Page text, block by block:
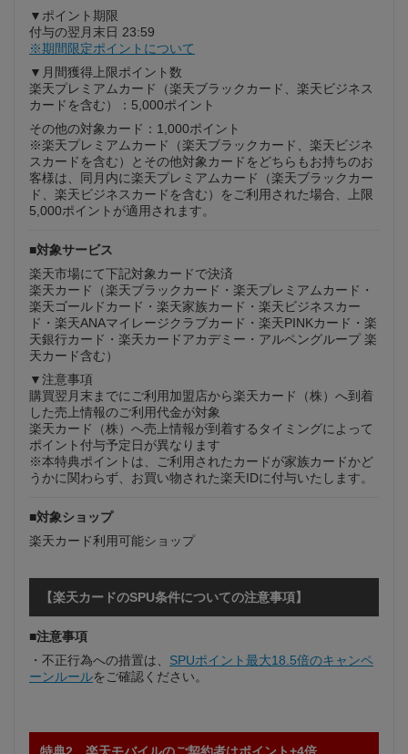
▼ポイント期限
付与の翌月末日 23:59
※期間限定ポイントについて
▼月間獲得上限ポイント数
楽天プレミアムカード（楽天ブラックカード、楽天ビジネス
カードを含む）：5,000ポイント
その他の対象カード：1,000ポイント
※楽天プレミアムカード（楽天ブラックカード、楽天ビジネ
スカードを含む）とその他対象カードをどちらもお持ちのお
客様は、同月内に楽天プレミアムカード（楽天ブラックカー
ド、楽天ビジネスカードを含む）をご利用された場合、上限
5,000ポイントが適用されます。
■対象サービス
楽天市場にて下記対象カードで決済
楽天カード（楽天ブラックカード・楽天プレミアムカード・
楽天ゴールドカード・楽天家族カード・楽天ビジネスカー
ド・楽天ANAマイレージクラブカード・楽天PINKカード・楽
天銀行カード・楽天カードアカデミー・アルペングループ 楽
天カード含む）
▼注意事項
購買翌月末までにご利用加盟店から楽天カード（株）へ到着
した売上情報のご利用代金が対象
楽天カード（株）へ売上情報が到着するタイミングによって
ポイント付与予定日が異なります
※本特典ポイントは、ご利用されたカードが家族カードかど
うかに関わらず、お買い物された楽天IDに付与いたします。
■対象ショップ
楽天カード利用可能ショップ
【楽天カードのSPU条件についての注意事項】
■注意事項
・不正行為への措置は、 SPUポイント最大18.5倍のキャンペ
ーンルールをご確認ください。
特典2 楽天モバイルのご契約者はポイント+4倍